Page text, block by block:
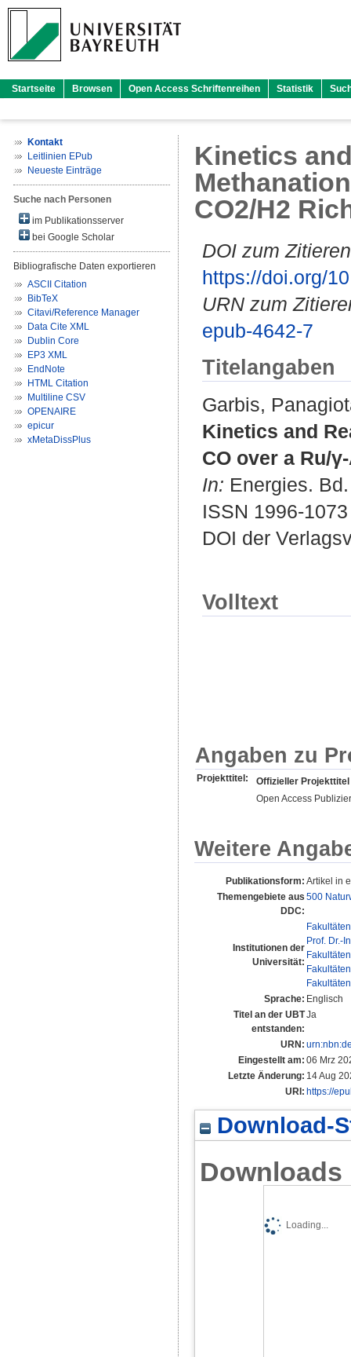
Startseite Browsen Open Access Schriftenreihen Statistik
Kontakt
Leitlinien EPub
Neueste Einträge
Suche nach Personen
im Publikationsserver
bei Google Scholar
Bibliografische Daten exportieren
ASCII Citation
BibTeX
Citavi/Reference Manager
Data Cite XML
Dublin Core
EP3 XML
EndNote
HTML Citation
Multiline CSV
OPENAIRE
epicur
xMetaDissPlus
Kinetics
CO2/H2
DOI zum
https://doi.org/
URN zum
epub-4642-7
Titelangaben
Garbis,
Kinetics and
CO over a Ru/
In: Energies.
ISSN 1996-1073
DOI der
Volltext
Angaben zu
Projekttitel:
Offizieller Projekttitel
Open Access
Weitere
Publikationsform: Artikel in
Themengebiete aus
DDC:
500
Institutionen der
Universität:
Fakultäten
Prof. Dr.-
Fakultäten
Fakultäten
Fakultäten
Sprache: Englisch
Titel an der UBT
entstanden:
Ja
URN:
Eingestellt am: 06 Mrz
Letzte Änderung: 14 Aug
URI: https://
Download-
Downloads
Loading...